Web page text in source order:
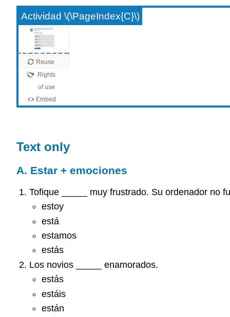
Actividad \(\PageIndex{C}\)
Text only
A. Estar + emociones
Tofique _____ muy frustrado. Su ordenador no
estoy
está
estamos
estás
Los novios _____ enamorados.
estás
estáis
están